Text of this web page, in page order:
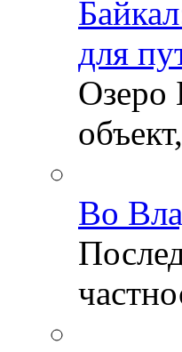
для
Озеро
Во